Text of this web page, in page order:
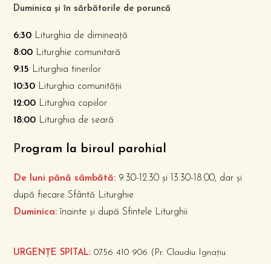
Duminica și în sărbătorile de poruncă
6:30 Liturghia de dimineață
8:00 Liturghie comunitară
9:15 Liturghia tinerilor
10:30 Liturghia comunității
12:00 Liturghia copiilor
18:00 Liturghia de seară
Program la biroul parohial
De luni până sâmbătă: 9.30-12.30 și 13.30-18.00, dar și
după fiecare Sfântă Liturghie
Duminica: înainte și după Sfintele Liturghii
URGENȚE SPITAL: 0756 410 906 (Pr. Claudiu Ignațiu